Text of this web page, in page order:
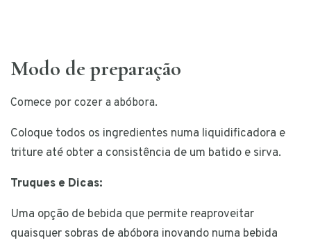
Modo de preparação
Comece por cozer a abóbora.
Coloque todos os ingredientes numa liquidificadora e
triture até obter a consistência de um batido e sirva.
Truques e Dicas:
Uma opção de bebida que permite reaproveitar
quaisquer sobras de abóbora inovando numa bebida